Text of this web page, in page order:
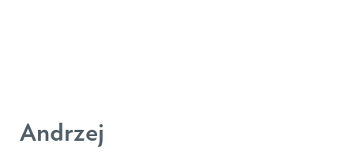
Andrzej